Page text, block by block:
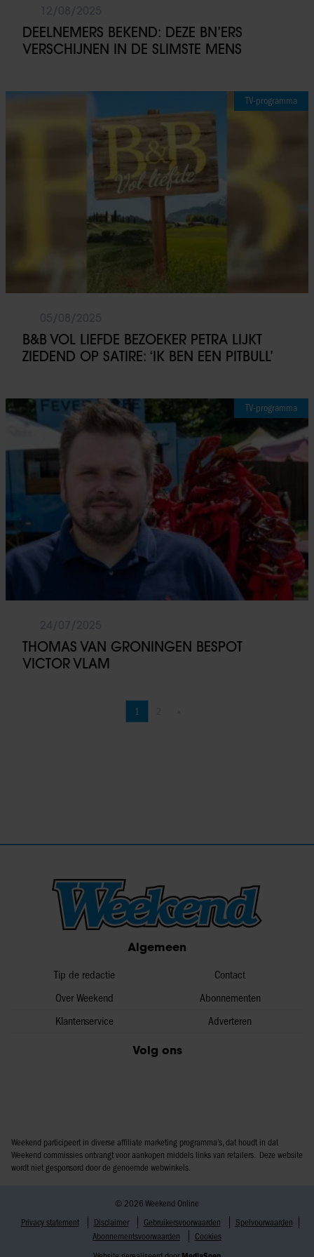
DEELNEMERS BEKEND: DEZE BN’ERS
VERSCHIJNEN IN DE SLIMSTE MENS
TV-programma
B&B VOL LIEFDE BEZOEKER PETRA LIJKT
ZIEDEND OP SATIRE: ‘IK BEN EEN PITBULL’
TV-programma
THOMAS VAN GRONINGEN BESPOT
VICTOR VLAM
Pagina
1
Algemeen
Tip de redactie
Over Weekend
Klantenservice
Contact
Abonnementen
Adverteren
Volg ons
Weekend participeert in diverse affiliate marketing programma’s, dat houdt in dat
Weekend commissies ontvangt voor aankopen middels links van retailers. Deze website
wordt niet gesponsord door de genoemde webwinkels.
© 2026 Weekend Online
Privacy statement
Disclaimer Gebruikersvoorwaarden
Spelvoorwaarden
Abonnementsvoorwaarden
Cookies